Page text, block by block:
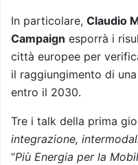
In particolare, Claudio
Campaign esporrà i
città europee per
il raggiungimento di
entro il 2030.
Tre i talk della prima
integrazione,
“Più Energia per la